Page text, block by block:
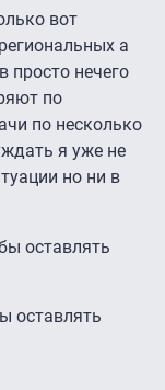
вот
а
просто нечего
по
по несколько
я уже не
но ни в
оставлять
оставлять